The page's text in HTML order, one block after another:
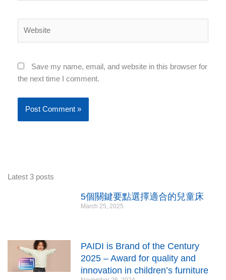
Save my name, email, and website in this browser for
the next time I comment.
Latest 3 posts
5個關鍵要點選擇適合的兒童床
March 25, 2025
PAIDI is Brand of the Century
2025 – Award for quality and
innovation in children’s furniture